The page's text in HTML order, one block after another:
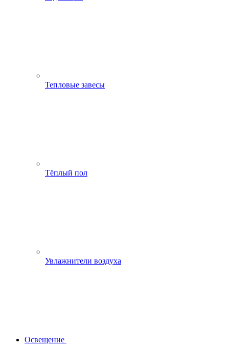
Тепловые завесы
Тёплый пол
Увлажнители воздуха
Освещение